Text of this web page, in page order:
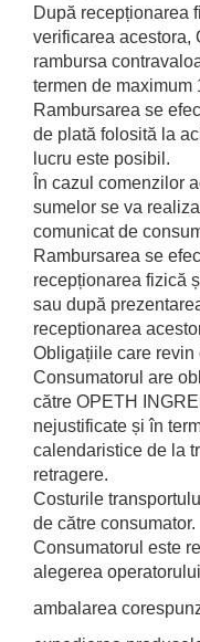
După recepționarea
verificarea acestora,
rambursa
termen de maximum
Rambursarea se
de plată folosită la
lucru este posibil.
În cazul comenzilor
sumelor se va
comunicat de
Rambursarea se
recepționarea fizică
sau după
receptionarea
Obligațiile care revin
Consumatorul are
către OPETH
nejustificate și în
calendaristice de la
retragere.
Costurile
de către consumator.
Consumatorul este
alegerea
ambalarea